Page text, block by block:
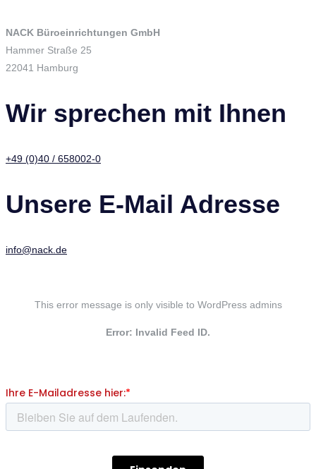
NACK Büroeinrichtungen GmbH
Hammer Straße 25
22041 Hamburg
Wir sprechen mit Ihnen
+49 (0)40 / 658002-0
Unsere E-Mail Adresse
info@nack.de
This error message is only visible to WordPress admins
Error: Invalid Feed ID.